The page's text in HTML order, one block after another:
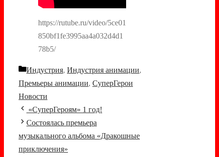
https://rutube.ru/video/5ce01
850bf1fe3995aa4a032d4d1
78b5/
Рубрики
Индустрия, Индустрия анимации,
Премьеры анимации, СуперГерои
Новости
Навигация
записи
«СуперГероям» 1 год!
Состоялась премьера
музыкального альбома «Дракошные
приключения»